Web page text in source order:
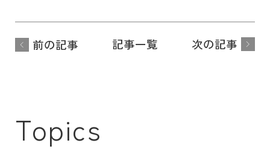
前の記事 記事一覧 次の記事
Topics